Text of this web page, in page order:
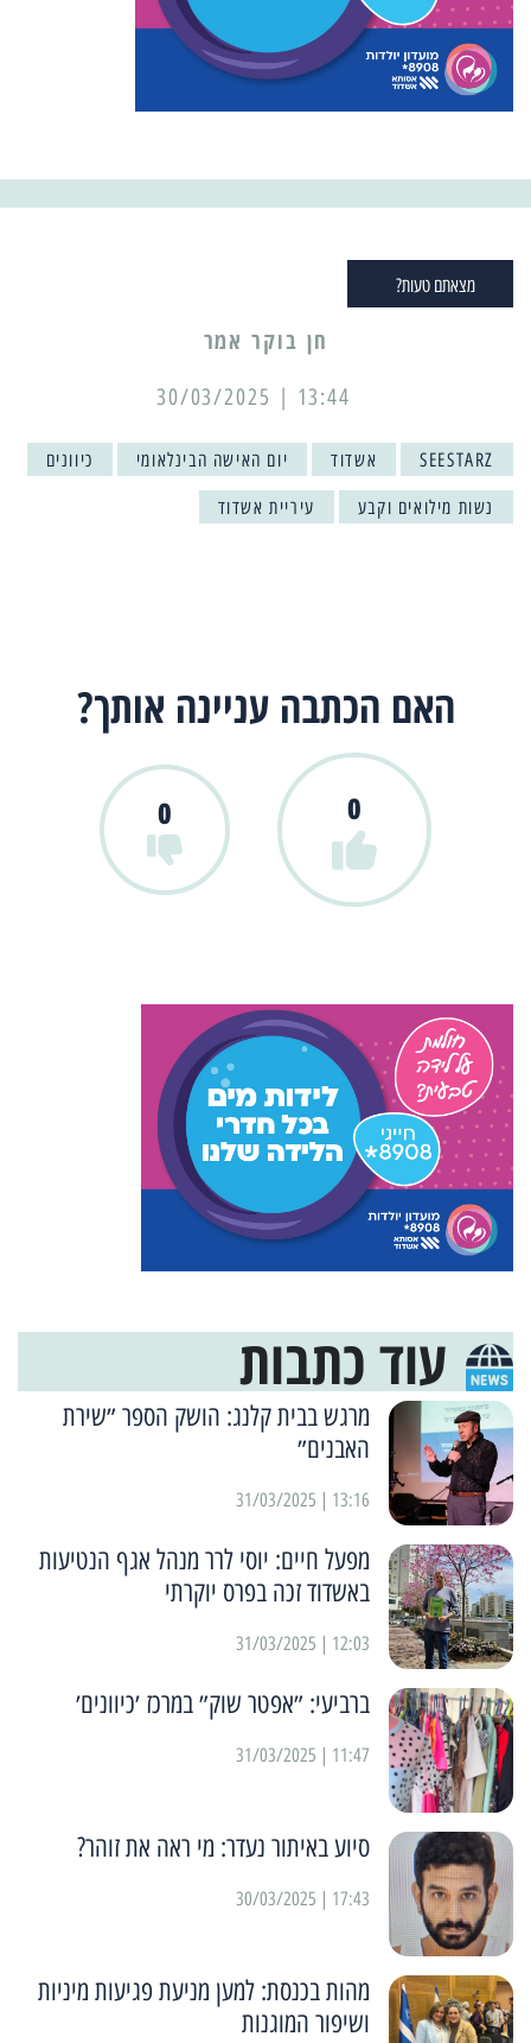
מצאתם טעות?
13:44 | 30/03/2025
SEESTARZ אשדוד יום האישה הבינלאומי כיוונים
נשות מילואים וקבע עיריית אשדוד
האם הכתבה עניינה אותך?
0
0
עוד כתבות
מרגש בבית קלנג: הושק הספר ״שירת
האבנים״
13:16 | 31/03/2025
מפעל חיים: יוסי לרר מנהל אגף הנטיעות
באשדוד זכה בפרס יוקרתי
12:03 | 31/03/2025
ברביעי: ״אפטר שוק״ במרכז ׳כיוונים׳
11:47 | 31/03/2025
סיוע באיתור נעדר: מי ראה את זוהר?
17:43 | 30/03/2025
מהות בכנסת: למען מניעת פגיעות מיניות
ושיפור המוגנות